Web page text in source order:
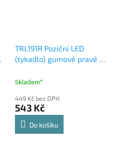
TRL191R Poziční LED
(tykadlo) gumové pravé -
12-24V,ECE
Skladem*
449 Kč bez DPH
543 Kč
Do košíku